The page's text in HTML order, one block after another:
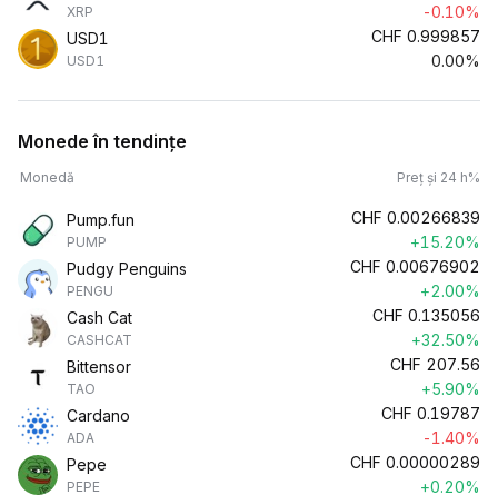
XRP
-0.10%
USD1
USD1
CHF 0.999857
0.00%
Monede în tendințe
Monedă Preț și 24 h%
Pump.fun
PUMP
CHF 0.00266839
+15.20%
Pudgy Penguins
PENGU
CHF 0.00676902
+2.00%
Cash Cat
CASHCAT
CHF 0.135056
+32.50%
Bittensor
TAO
CHF 207.56
+5.90%
Cardano
ADA
CHF 0.19787
-1.40%
Pepe
PEPE
CHF 0.00000289
+0.20%